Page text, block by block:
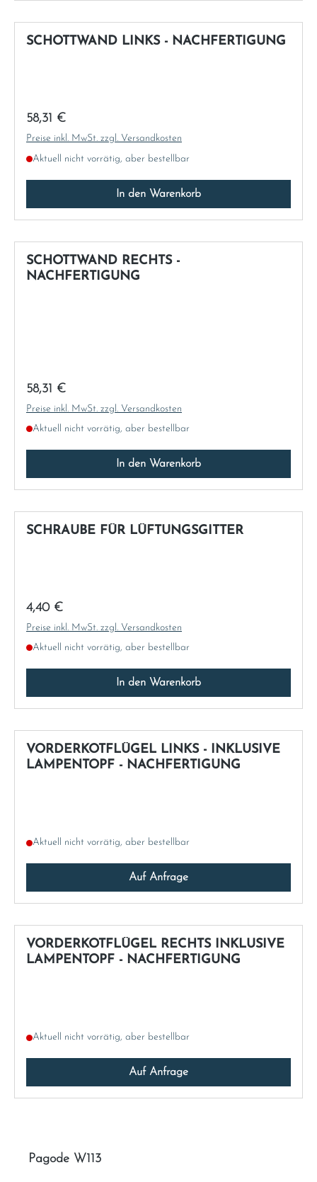
Pagode W113
SCHOTTWAND LINKS - NACHFERTIGUNG
Regulärer Preis:
58,31 €
Preise inkl. MwSt. zzgl. Versandkosten
Aktuell nicht vorrätig, aber bestellbar
In den Warenkorb
SCHOTTWAND RECHTS -
NACHFERTIGUNG
Regulärer Preis:
58,31 €
Preise inkl. MwSt. zzgl. Versandkosten
Aktuell nicht vorrätig, aber bestellbar
In den Warenkorb
SCHRAUBE FÜR LÜFTUNGSGITTER
Regulärer Preis:
4,40 €
Preise inkl. MwSt. zzgl. Versandkosten
Aktuell nicht vorrätig, aber bestellbar
In den Warenkorb
VORDERKOTFLÜGEL LINKS - INKLUSIVE
LAMPENTOPF - NACHFERTIGUNG
Aktuell nicht vorrätig, aber bestellbar
Auf Anfrage
VORDERKOTFLÜGEL RECHTS INKLUSIVE
LAMPENTOPF - NACHFERTIGUNG
Aktuell nicht vorrätig, aber bestellbar
Auf Anfrage